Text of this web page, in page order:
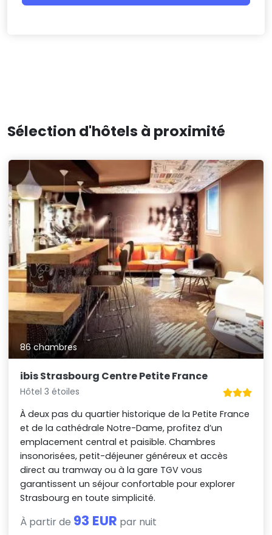
Sélection d'hôtels à proximité
86 chambres
ibis Strasbourg Centre Petite France
Hôtel 3 étoiles
À deux pas du quartier historique de la Petite France
et de la cathédrale Notre-Dame, profitez d’un
emplacement central et paisible. Chambres
insonorisées, petit-déjeuner généreux et accès
direct au tramway ou à la gare TGV vous
garantissent un séjour confortable pour explorer
Strasbourg en toute simplicité.
À partir de 93 EUR par nuit